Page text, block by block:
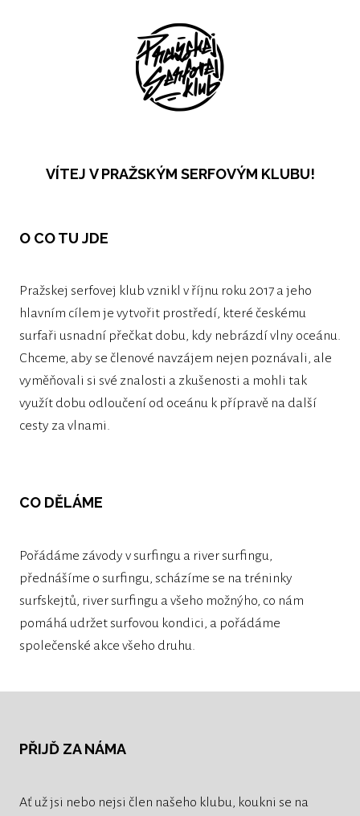
VÍTEJ V PRAŽSKÝM SERFOVÝM KLUBU!
O CO TU JDE
Pražskej serfovej klub vznikl v říjnu roku 2017 a jeho
hlavním cílem je vytvořit prostředí, které českému
surfaři usnadní přečkat dobu, kdy nebrázdí vlny oceánu.
Chceme, aby se členové navzájem nejen poznávali, ale
vyměňovali si své znalosti a zkušenosti a mohli tak
využít dobu odloučení od oceánu k přípravě na další
cesty za vlnami.
CO DĚLÁME
Pořádáme závody v surfingu a river surfingu,
přednášíme o surfingu, scházíme se na tréninky
surfskejtů, river surfingu a všeho možnýho, co nám
pomáhá udržet surfovou kondici, a pořádáme
společenské akce všeho druhu.
PŘIJĎ ZA NÁMA
Ať už jsi nebo nejsi člen našeho klubu, koukni se na